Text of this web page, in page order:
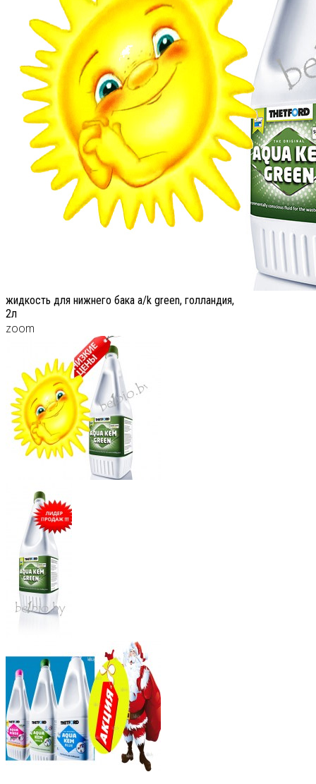
жидкость для нижнего бака a/k green, голландия,
2л
zoom